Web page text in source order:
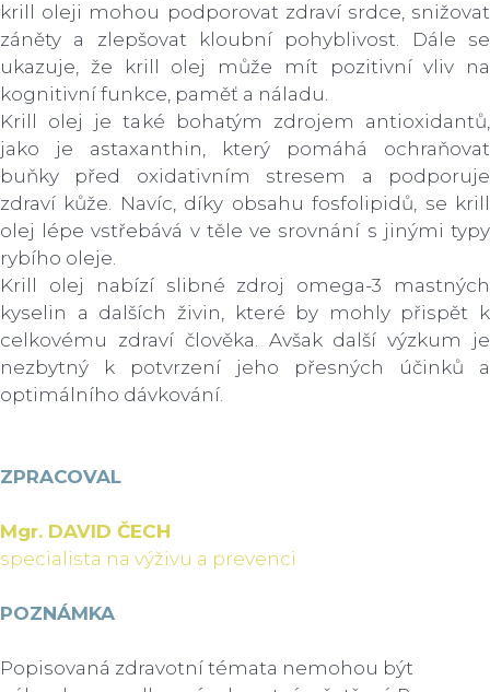
krill oleji mohou podporovat zdraví srdce, snižovat
záněty a zlepšovat kloubní pohyblivost. Dále se
ukazuje, že krill olej může mít pozitivní vliv na
kognitivní funkce, paměť a náladu.
Krill olej je také bohatým zdrojem antioxidantů,
jako je astaxanthin, který pomáhá ochraňovat
buňky před oxidativním stresem a podporuje
zdraví kůže. Navíc, díky obsahu fosfolipidů, se krill
olej lépe vstřebává v těle ve srovnání s jinými typy
rybího oleje.
Krill olej nabízí slibné zdroj omega-3 mastných
kyselin a dalších živin, které by mohly přispět k
celkovému zdraví člověka. Avšak další výzkum je
nezbytný k potvrzení jeho přesných účinků a
optimálního dávkování.
ZPRACOVAL
Mgr. DAVID ČECH
specialista na výživu a prevenci
POZNÁMKA
Popisovaná zdravotní témata nemohou být